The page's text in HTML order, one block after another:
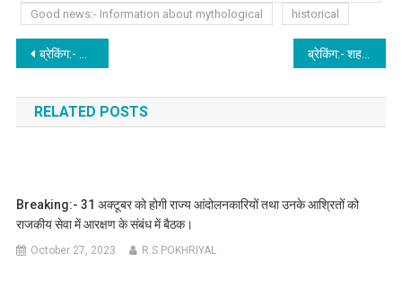
Good news:- Information about mythological
historical
Post
navigation
ब्रेकिंग:- सीएम धामी के तीखे तेवर, तेजतर्रार IAS समेत अधिकारियों को हड़काया: देखिए वीडियो। ब्रेकिंग:- शहरी विकास मंत्री डॉ प्रेमचंद अग्रवाल ने दशहरा पर परेड ग्राउंड में हुए नुकसान का किया निरीक्षण।
RELATED POSTS
Breaking:- 31 अक्टूबर को होगी राज्य आंदोलनकारियों तथा उनके आश्रितों को
राजकीय सेवा में आरक्षण के संबंध में बैठक।
October 27, 2023 R.S.POKHRIYAL